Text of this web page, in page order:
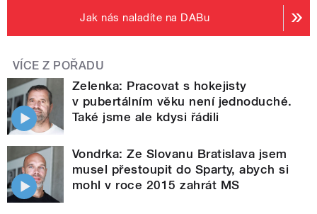
Jak nás naladíte na DABu
VÍCE Z POŘADU
Zelenka: Pracovat s hokejisty
v pubertálním věku není jednoduché.
Také jsme ale kdysi řádili
Vondrka: Ze Slovanu Bratislava jsem
musel přestoupit do Sparty, abych si
mohl v roce 2015 zahrát MS